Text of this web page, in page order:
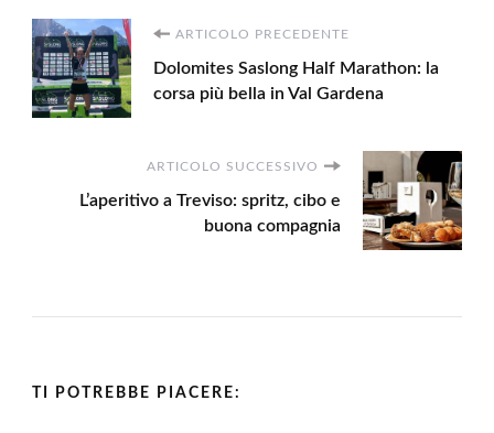
Navigazione
articoli
ARTICOLO PRECEDENTE
Dolomites Saslong Half Marathon: la
corsa più bella in Val Gardena
ARTICOLO SUCCESSIVO
L’aperitivo a Treviso: spritz, cibo e
buona compagnia
TI POTREBBE PIACERE: